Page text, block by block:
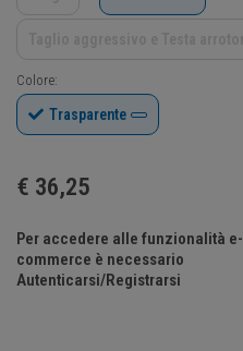
Colore:
Trasparente
€ 36,25
Per accedere alle funzionalità e-
commerce è necessario
Autenticarsi/Registrarsi